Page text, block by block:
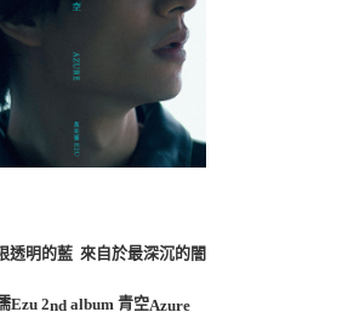
含以上)免運費
含以上)免運費
透明的藍 來自於最深沉的闇
Ezu 2ndalbum 青空Azure